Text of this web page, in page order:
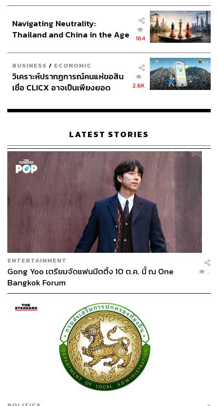
Navigating Neutrality:
Thailand and China in the Age
164
BUSINESS / ECONOMIC
วิเคราะห์ปรากฏการณ์คนแห่ขอสิน
เชื่อ CLICX อาจเป็นเพียงยอด
เรือนไทยที่ถูกซุกไว้
2.6K
LATEST STORIES
ENTERTAINMENT
Gong Yoo เตรียมจัดแฟนมีตติ้ง 10 ต.ค. นี้ ณ One
Bangkok Forum
...